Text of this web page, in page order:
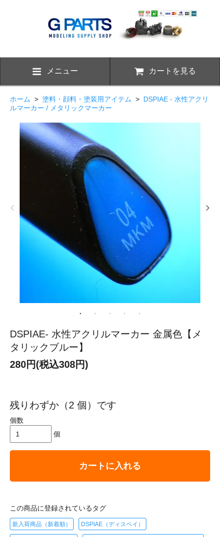
メニュー カートを見る
ホーム > 塗料・顔料・塗装用アイテム > DSPIAE - 水性アクリ
ルマーカー / メタリックマーカー
DSPIAE- 水性アクリルマーカー 金属色【メ
タリックブルー】
280円(税込308円)
残りわずか（2 個）です
個数
個
カートに入れる
この商品に登録されているタグ
新入荷商品（新着順） DSPIAE（ディスペイ）